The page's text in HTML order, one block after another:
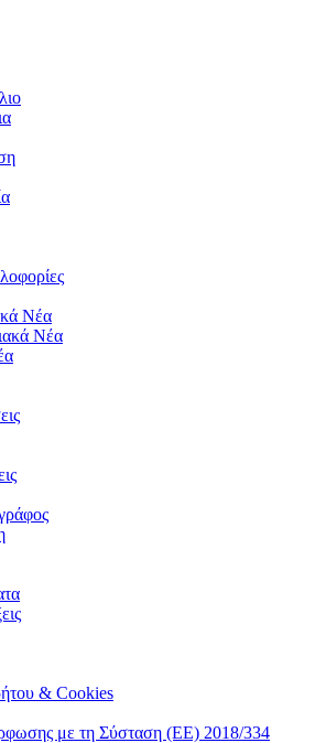
Νέα
Νέα
& Cookies
με τη Σύσταση (ΕΕ) 2018/334